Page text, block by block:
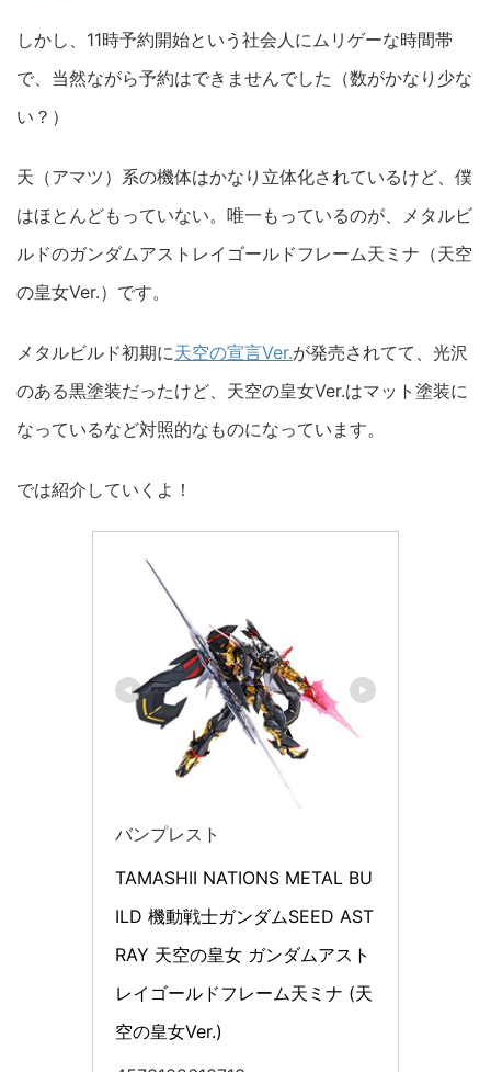
しかし、11時予約開始という社会人にムリゲーな時間帯
で、当然ながら予約はできませんでした（数がかなり少な
い？）
天（アマツ）系の機体はかなり立体化されているけど、僕
はほとんどもっていない。唯一もっているのが、メタルビ
ルドのガンダムアストレイゴールドフレーム天ミナ（天空
の皇女Ver.）です。
メタルビルド初期に天空の宣言Ver.が発売されてて、光沢
のある黒塗装だったけど、天空の皇女Ver.はマット塗装に
なっているなど対照的なものになっています。
では紹介していくよ！
バンプレスト
TAMASHII NATIONS METAL BU
ILD 機動戦士ガンダムSEED AST
RAY 天空の皇女 ガンダムアスト
レイゴールドフレーム天ミナ (天
空の皇女Ver.)